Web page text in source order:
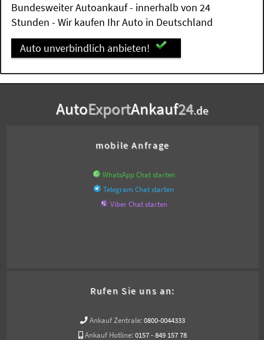
Bundesweiter Autoankauf - innerhalb von 24
Stunden - Wir kaufen Ihr Auto in Deutschland
Auto unverbindlich anbieten!
AutoExportAnkauf24.de
mobile Anfrage
WhatsApp Chat starten
Telegram Chat starten
Viber Chat starten
Rufen Sie uns an:
Ankauf Zentrale: 0800-0044333
Ankauf Hotline: 0157 - 849 157 78